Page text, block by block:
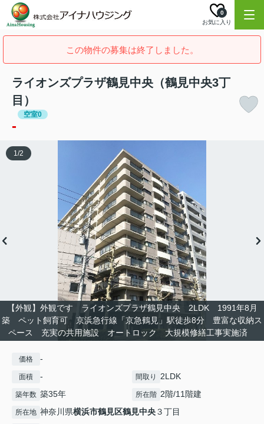
お気に入り
0
この物件の募集は終了しました。
ライオンズプラザ鶴見中央（鶴見中央3丁
目）
空室0
-
【外観】外観です ライオンズプラザ鶴見中央 2LDK 1991年8月
築 ペット飼育可 京浜急行線「京急鶴見」駅徒歩8分 豊富な収納ス
ペース 充実の共用施設 オートロック 大規模修繕工事実施済
1/2
価格 -
面積 - 間取り 2LDK
築年数 築35年 所在階 2階/11階建
所在地 神奈川県横浜市鶴見区鶴見中央３丁目